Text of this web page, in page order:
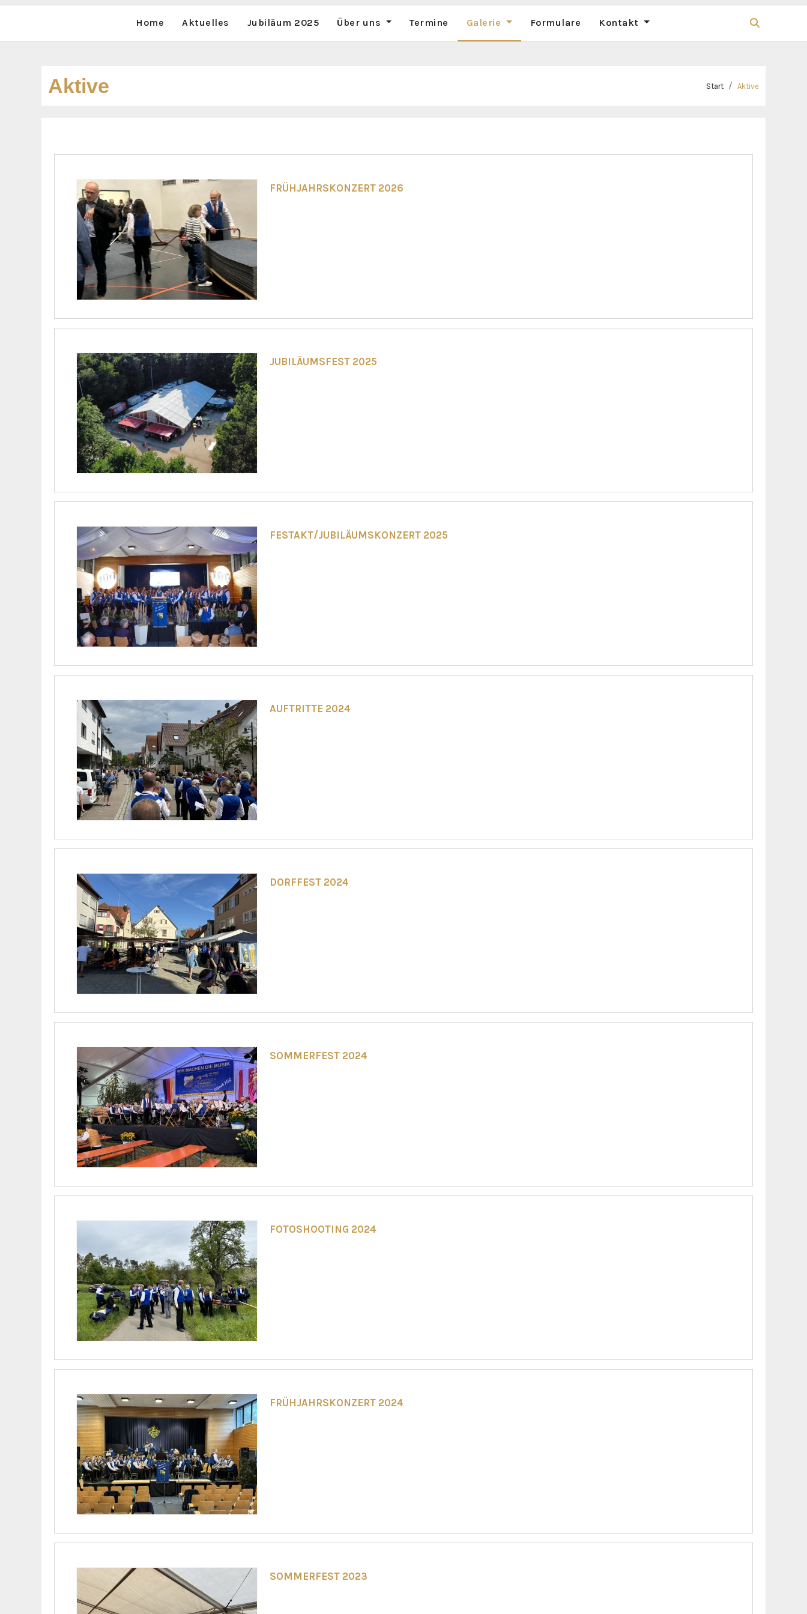
Home Aktuelles Jubiläum 2025 Über uns Termine Galerie Formulare Kontakt
Aktive Start Aktive
FRÜHJAHRSKONZERT 2026
JUBILÄUMSFEST 2025
FESTAKT/JUBILÄUMSKONZERT 2025
AUFTRITTE 2024
DORFFEST 2024
SOMMERFEST 2024
FOTOSHOOTING 2024
FRÜHJAHRSKONZERT 2024
SOMMERFEST 2023